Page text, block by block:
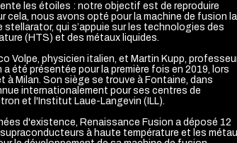
les étoiles : notre objectif est de reproduire
cela, nous avons opté pour la machine de fusion la
qui s’appuie sur les technologies des
(HTS) et des métaux liquides.
Volpe, physicien italien, et Martin Kupp,
été présentée pour la première fois en 2019, lors
à Milan. Son siège se trouve à Fontaine, dans
internationalement pour ses centres de
et l'Institut Laue-Langevin (ILL).
d'existence, Renaissance Fusion a déposé 12
à haute température et les